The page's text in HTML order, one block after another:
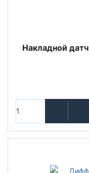
Накладной